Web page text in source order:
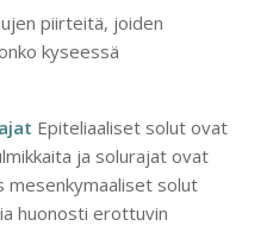
piirteitä, joiden
kyseessä
Epiteliaaliset solut ovat
ja solurajat ovat
solut
huonosti erottuvin